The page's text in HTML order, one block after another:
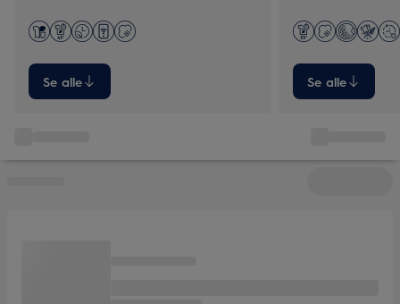
Se alle
vaskeprogrammer.
Se alle